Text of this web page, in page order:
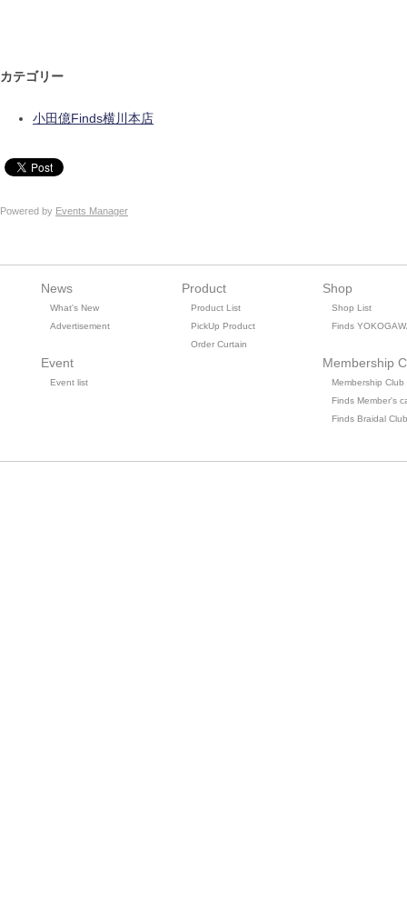
カテゴリー
小田億Finds横川本店
Powered by Events Manager
News
What's New
Advertisement
Event
Event list
Product
Product List
PickUp Product
Order Curtain
Shop
Shop List
Finds
Membership
Membership Club
Finds Member's
Finds Braidal Club